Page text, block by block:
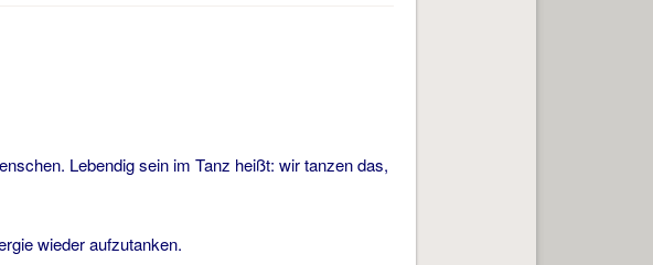
Lebendig sein im Tanz heißt: wir tanzen das,
wieder aufzutanken.